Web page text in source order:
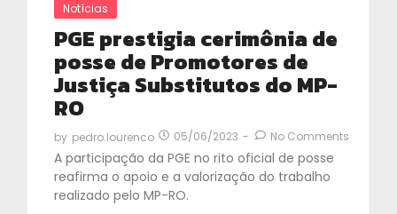
Notícias
PGE prestigia cerimônia de
posse de Promotores de
Justiça Substitutos do MP-
RO
by pedro.lourenco 05/06/2023 - No Comments
A participação da PGE no rito oficial de posse
reafirma o apoio e a valorização do trabalho
realizado pelo MP-RO.